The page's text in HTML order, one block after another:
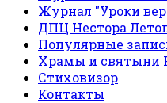
Журнал "Уроки
ДПЦ Нестора
Популярные
Храмы и святыни
Стиховизор
Контакты